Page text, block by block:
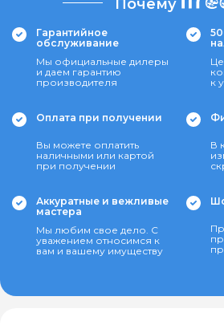
Почему
Гарантийное
обслуживание
Мы официальные дилеры
и даем гарантию
производителя
к
Оплата при получении
Вы можете оплатить
наличными или картой
при получении
В
Аккуратные и вежливые
мастера
Мы любим свое дело. С
уважением относимся к
вам и вашему имуществу